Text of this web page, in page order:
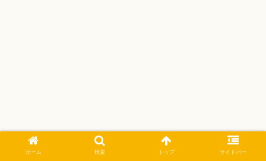
ホーム 検索 トップ サイドバー